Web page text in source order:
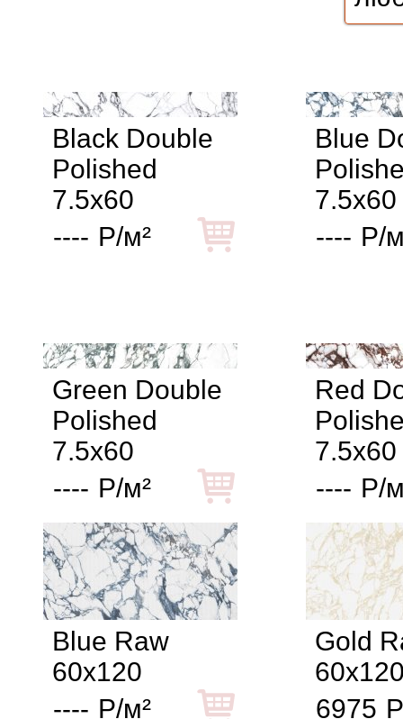
Black Double
Polished
7.5x60
---- Р/м²
Blue
7.5x60
---- Р/
Green Double
Polished
7.5x60
---- Р/м²
Red
7.5x60
---- Р/
Blue Raw
60x120
---- Р/м²
Gold
6975